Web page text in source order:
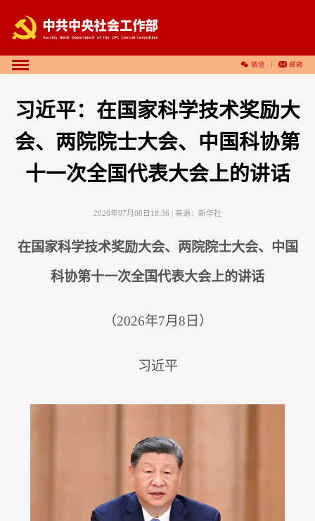
微信 邮箱
习近平：在国家科学技术奖励大
会、两院院士大会、中国科协第
十一次全国代表大会上的讲话
2026年07月08日18:36 | 来源： 新华社
在国家科学技术奖励大会、两院院士大会、中国
科协第十一次全国代表大会上的讲话
（2026年7月8日）
习近平